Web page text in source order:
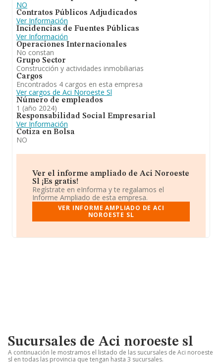
NO
Contratos Públicos Adjudicados
Ver Información
Incidencias de Fuentes Públicas
Ver Información
Operaciones Internacionales
No constan
Grupo Sector
Construcción y actividades inmobiliarias
Cargos
Encontrados 4 cargos en esta empresa
Ver cargos de Aci Noroeste Sl
Número de empleados
1 (año 2024)
Responsabilidad Social Empresarial
Ver Información
Cotiza en Bolsa
NO
Ver el informe ampliado de Aci Noroeste
Sl ¡Es gratis!
Regístrate en eInforma y te regalamos el
Informe Ampliado de esta empresa.
VER INFORME AMPLIADO DE ACI
NOROESTE SL
Sucursales de Aci noroeste sl
A continuación le mostramos el listado de las sucursales de Aci noroeste
sl en todas las provincia que tengan hasta 3 sucursales.